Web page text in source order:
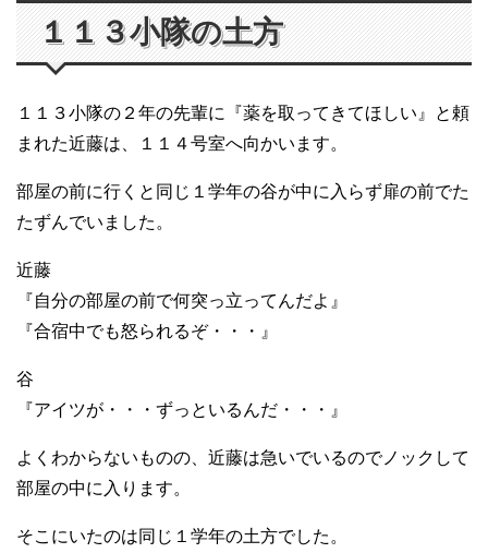
１１３小隊の土方
１１３小隊の２年の先輩に『薬を取ってきてほしい』と頼
まれた近藤は、１１４号室へ向かいます。
部屋の前に行くと同じ１学年の谷が中に入らず扉の前でた
たずんでいました。
近藤
『自分の部屋の前で何突っ立ってんだよ』
『合宿中でも怒られるぞ・・・』
谷
『アイツが・・・ずっといるんだ・・・』
よくわからないものの、近藤は急いでいるのでノックして
部屋の中に入ります。
そこにいたのは同じ１学年の土方でした。